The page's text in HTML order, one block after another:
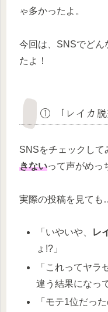
ゃ多かったよ。
今回は、SNSでどん
たよ！
① 「レイカ脱
SNSをチェックして
きないって声がめっ
実際の投稿を見ても
「いやいや、 レ
ょ!?」
「これってヤラ
違う結果になっ
「モテ1位だっ